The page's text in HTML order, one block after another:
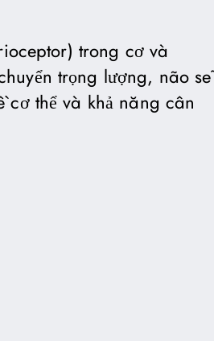
trong cơ và
trọng lượng, não sẽ
cơ thể và khả năng cân